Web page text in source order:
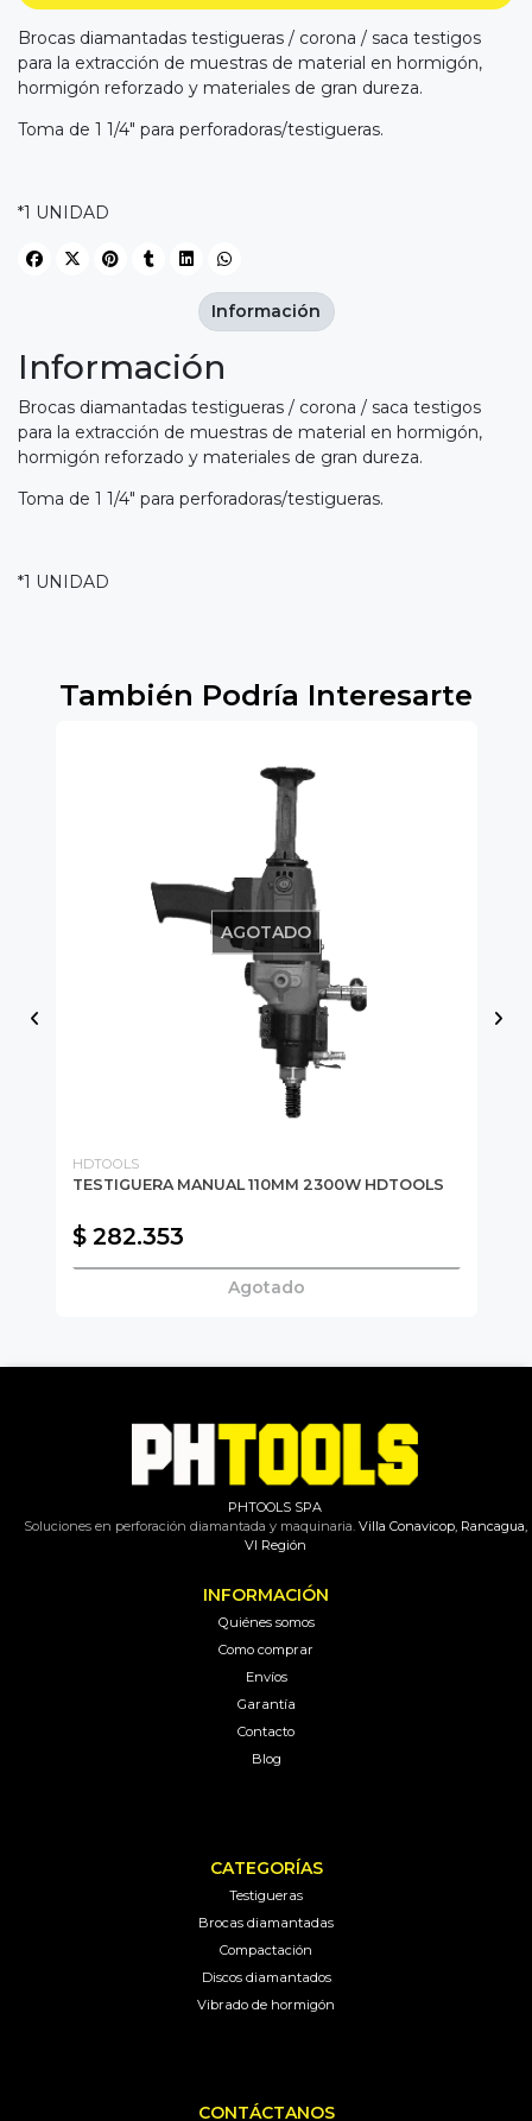
Brocas diamantadas testigueras / corona / saca testigos
para la extracción de muestras de material en hormigón,
hormigón reforzado y materiales de gran dureza.
Toma de 1 1/4" para perforadoras/testigueras.
*1 UNIDAD
Información
Brocas diamantadas testigueras / corona / saca testigos
para la extracción de muestras de material en hormigón,
hormigón reforzado y materiales de gran dureza.
Toma de 1 1/4" para perforadoras/testigueras.
*1 UNIDAD
Información
También Podría Interesarte
AGOTADO
HDTOOLS
TESTIGUERA MANUAL 110MM 2300W HDTOOLS
$ 282.353
Agotado
PHTOOLS SPA
Soluciones en perforación diamantada y maquinaria.Villa Conavicop, Rancagua,
VI Región
INFORMACIÓN
Quiénes somos
Como comprar
Envíos
Garantía
Contacto
Blog
CATEGORÍAS
Testigueras
Brocas diamantadas
Compactación
Discos diamantados
Vibrado de hormigón
CONTÁCTANOS